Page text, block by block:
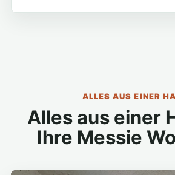
ALLES AUS EINER
Alles aus einer
Ihre Messie